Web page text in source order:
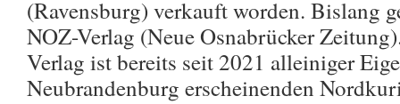
(Ravensburg) verkauft worden. Bislang
NOZ-Verlag (Neue Osnabrücker
Verlag ist bereits seit 2021 alleiniger
Neubrandenburg erscheinenden